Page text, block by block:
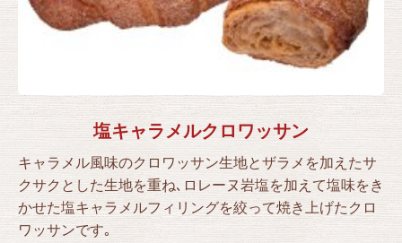
塩キャラメルクロワッサン
キャラメル風味のクロワッサン生地とザラメを加えたサ
クサクとした生地を重ね､ロレーヌ岩塩を加えて塩味をき
かせた塩キャラメルフィリングを絞って焼き上げたクロ
ワッサンです｡